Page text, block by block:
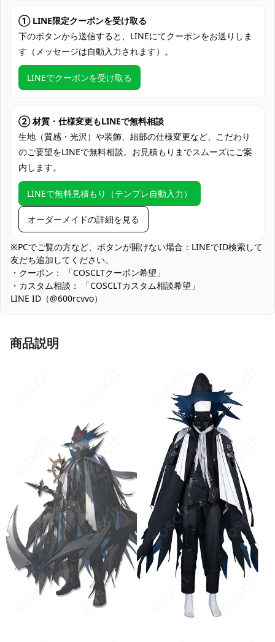
発送予定
加工時間：7～15営業日、配送時間：5～7
営業日（土・日・祝日を除く）
クレジットカード（VISA、Master、JCB、
discover、AMERICAN EXPRESS）、
PayPal、銀行振込
使用場所
ゲーム系同人イベント、ホテル・スタジオ
撮影会、屋外ロケ撮影、ハロウィン仮装、
コスプレ交流会、即売会・展示会参加、
SNS用作品撮り
コスプレ対象
コスプレ愛好家、アニメや漫画、ゲームフ
ァン、出演者
収納方法
他の衣類と同じく、清潔に乾燥を保ち、鋭
い物によっての破れを避けてください。
商品状態
新品未使用
お手入れ方法
手洗いを推奨、日陰で乾燥、アイロンは低
温でかける
装飾パーツや金具類は立体感を重視し堅牢に固定していますが、
ツの向きを整え、緩衝材で保護してください。
① LINE限定クーポンを受け取る
下のボタンから送信すると、LINEにてクーポンをお送りしま
す（メッセージは自動入力されます）。
LINEでクーポンを受け取る
② 材質・仕様変更もLINEで無料相談
生地（質感・光沢）や装飾、細部の仕様変更など、こだわり
のご要望をLINEで無料相談。お見積もりまでスムーズにご案
内します。
LINEで無料見積もり（テンプレ自動入力）
オーダーメイドの詳細を見る
※PCでご覧の方など、ボタンが開けない場合：LINEでID検索して
友だち追加してください。
・クーポン： 「COSCLTクーポン希望」
・カスタム相談： 「COSCLTカスタム相談希望」
LINE ID（@600rcvvo）
商品説明